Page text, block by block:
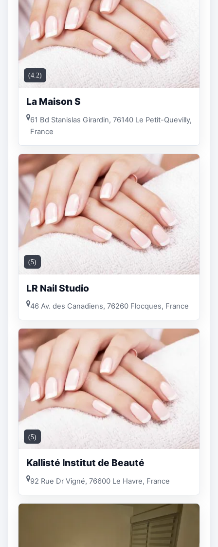
(4.2)
La Maison S
61 Bd Stanislas Girardin, 76140 Le Petit-Quevilly,
France
(5)
LR Nail Studio
46 Av. des Canadiens, 76260 Flocques, France
(5)
Kallisté Institut de Beauté
92 Rue Dr Vigné, 76600 Le Havre, France